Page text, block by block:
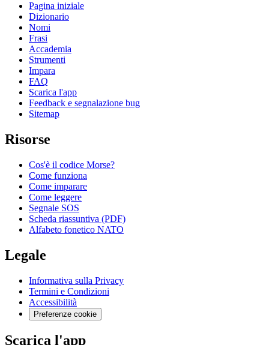
Pagina iniziale
Dizionario
Nomi
Frasi
Accademia
Strumenti
Impara
FAQ
Scarica l'app
Feedback e segnalazione bug
Sitemap
Risorse
Cos'è il codice Morse?
Come funziona
Come imparare
Come leggere
Segnale SOS
Scheda riassuntiva (PDF)
Alfabeto fonetico NATO
Legale
Informativa sulla Privacy
Termini e Condizioni
Accessibilità
Preferenze cookie
Scarica l'app